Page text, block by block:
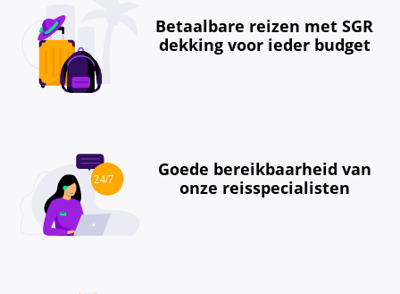
Betaalbare reizen met SGR
dekking voor ieder budget
Goede bereikbaarheid van
onze reisspecialisten